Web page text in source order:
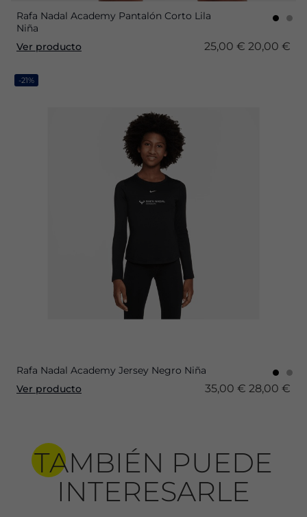
Rafa Nadal Academy Pantalón Corto Lila
Niña
Ver producto
25,00 € 20,00 €
-21%
Rafa Nadal Academy Jersey Negro Niña
Ver producto
35,00 € 28,00 €
TAMBIÉN PUEDE
INTERESARLE